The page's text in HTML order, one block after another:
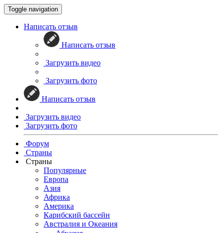
Toggle navigation
Написать отзыв
Написать отзыв
Загрузить видео
Загрузить фото
Написать отзыв
Загрузить видео
Загрузить фото
Форум
Страны
Страны
Популярные
Европа
Азия
Африка
Америка
Карибский бассейн
Австралия и Океания